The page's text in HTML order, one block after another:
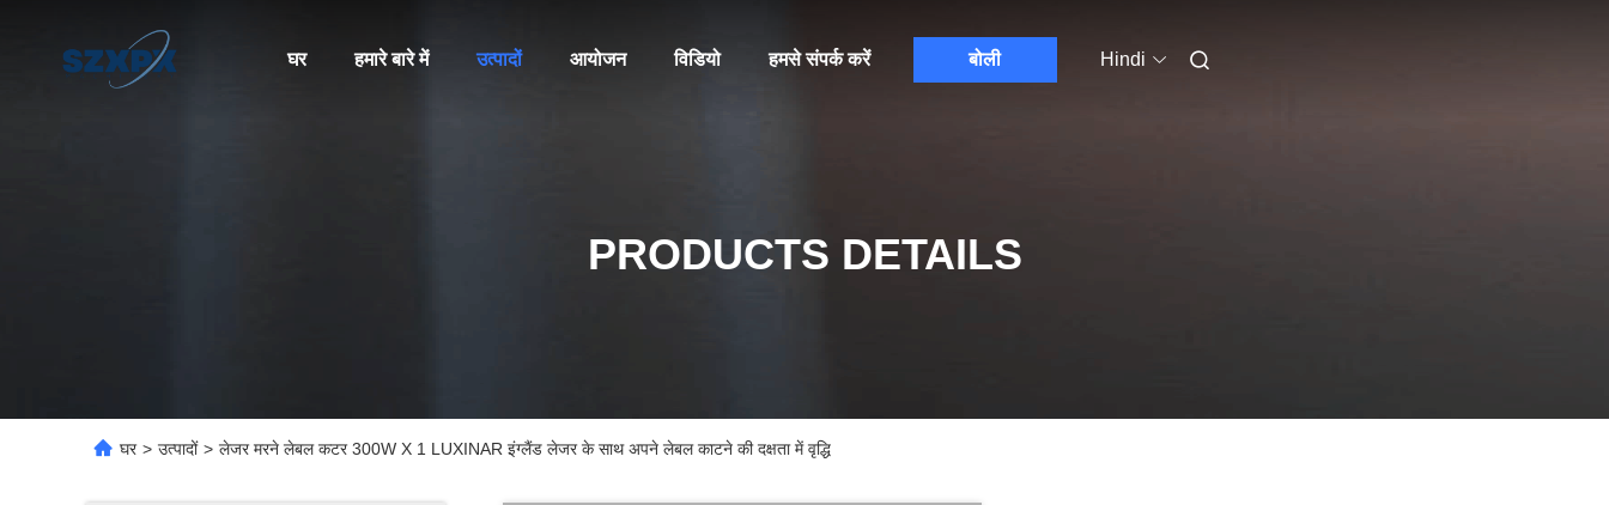
घर हमारे बारे में उत्पादों आयोजन विडियो हमसे संपर्क करें बोली Hindi
PRODUCTS DETAILS
घर > उत्पादों > लेजर मरने लेबल कटर 300W X 1 LUXINAR इंग्लैंड लेजर के साथ अपने लेबल काटने की दक्षता में वृद्धि